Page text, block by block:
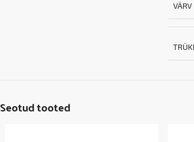
VÄRV
Seotud tooted